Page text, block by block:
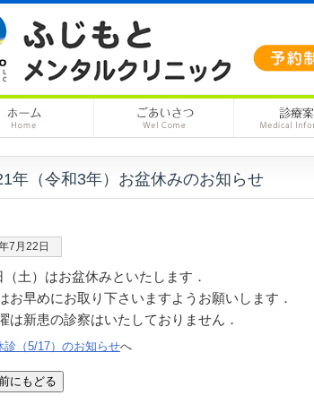
年（令和3年）お盆休みのお知らせ
7月22日
（土）はお盆休みといたします．
お早めにお取り下さいますようお願いします．
は新患の診察はいたしておりません．
診（5/17）のお知らせへ